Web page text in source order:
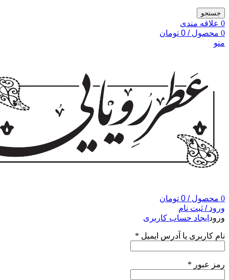
جستجو
0 علاقه مندی
0 محصول /
0 تومان
منو
0 محصول /
0 تومان
ورود / ثبت نام
ورود ایجاد حساب کاربری
نام کاربری یا آدرس ایمیل *
رمز عبور *